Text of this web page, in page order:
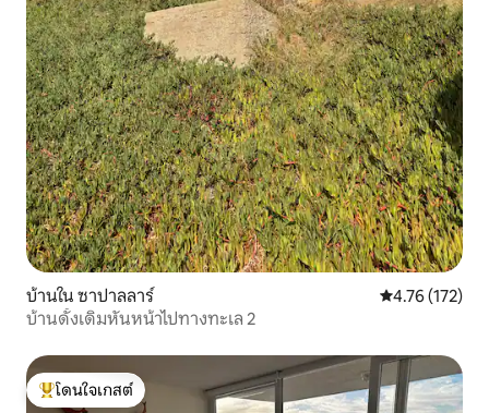
บ้านใน ซาปาลลาร์ คะแนนเฉลี่ย
4.76 (172)
บ้านดั้งเดิมหันหน้าไปทางทะเล 2
โดนใจเกสต์ที่สุด
โดนใจเกสต์